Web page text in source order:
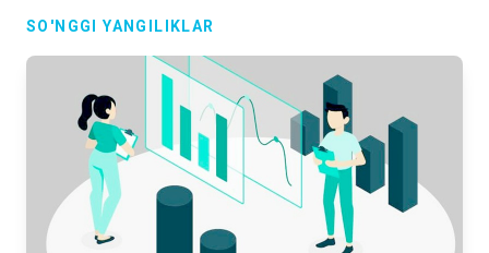
SO'NGGI YANGILIKLAR